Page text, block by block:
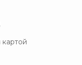
картой